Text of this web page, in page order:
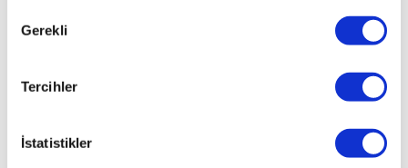
Seçimi
Gerekli
Tercihler
İstatistikler